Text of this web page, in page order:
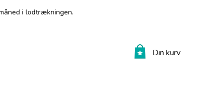
i lodtrækningen.
Din kurv